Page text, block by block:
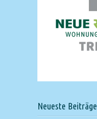
Neueste Beiträge